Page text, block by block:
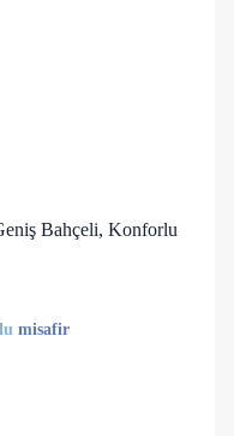
Bahçeli, Konforlu
misafir